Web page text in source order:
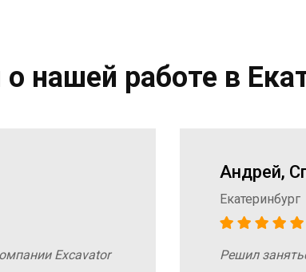
нашей работе в
Excavator
Андрей,
Екатеринбург
Решил